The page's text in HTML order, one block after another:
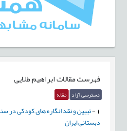
فهرست مقالاتابراهیم طلایی
دسترسی آزاد مقاله
-تبیین و نقد انگاره های کودکی در
دبستانی ایران